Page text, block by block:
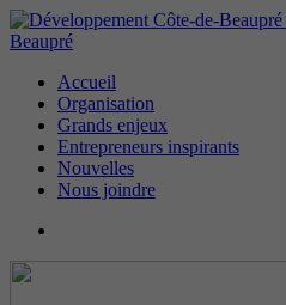
Beaupré
Accueil
Organisation
Grands enjeux
Entrepreneurs inspirants
Nouvelles
Nous joindre